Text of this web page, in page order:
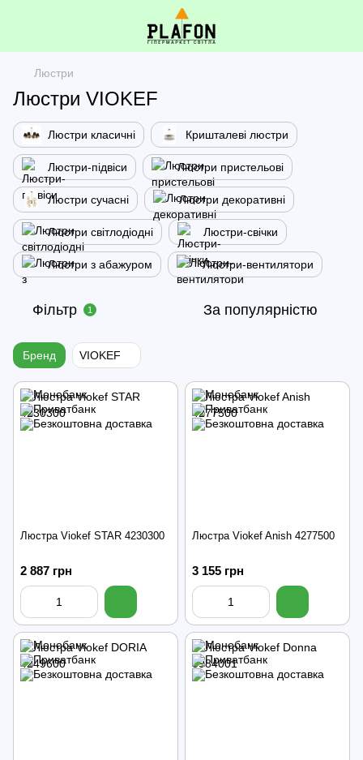
Люстри
Люстри VIOKEF
Люстри класичні Кришталеві люстри
Люстри-підвіси Люстри пристельові
Люстри сучасні Люстри декоративні
Люстри світлодіодні Люстри-свічки
Люстри з абажуром Люстри-вентилятори
Фільтр 1 За популярністю
Бренд VIOKEF
Люстра Viokef STAR 4230300
2 887 грн
Люстра Viokef Anish 4277500
3 155 грн